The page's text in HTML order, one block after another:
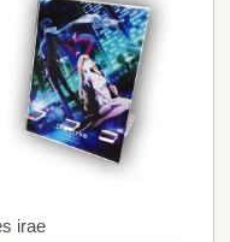
irae